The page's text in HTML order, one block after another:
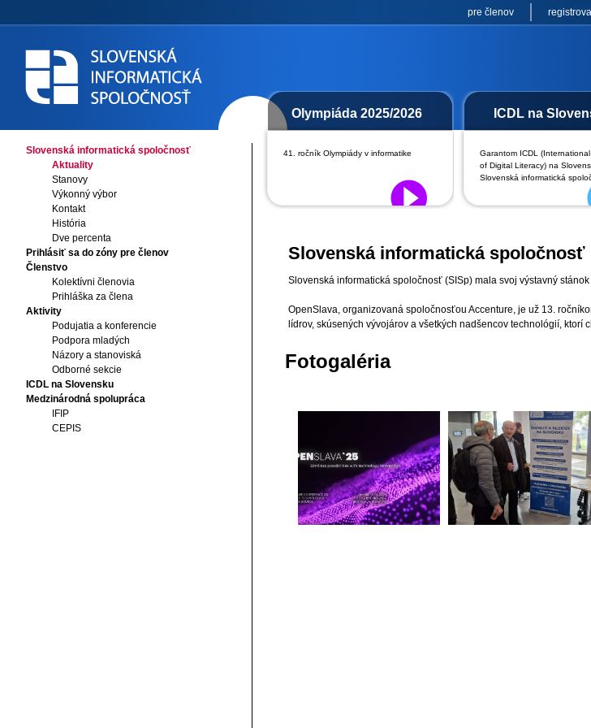
pre členov
Slovenská informatická spoločnosť
Aktuality
Stanovy
Výkonný výbor
Kontakt
História
Dve percenta
Prihlásiť sa do zóny pre členov
Členstvo
Kolektívni členovia
Prihláška za člena
Aktivity
Podujatia a konferencie
Podpora mladých
Názory a stanoviská
Odborné sekcie
ICDL na Slovensku
Medzinárodná spolupráca
IFIP
CEPIS
Slovenská informatická spoločnosť
Slovenská informatická spoločnosť (SISp) mala svoj výstavný
OpenSlava, organizovaná spoločnosťou Accenture, je už 13.
lídrov, skúsených vývojárov a všetkých nadšencov technológií,
Fotogaléria
Olympiáda 2025/2026
41. ročník Olympiády v informatike
ICDL na
Garantom ICDL
of Digital Literacy) na
Slovenská informatická